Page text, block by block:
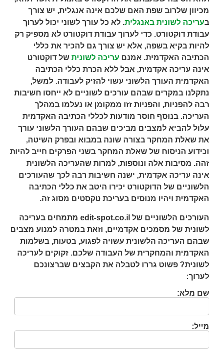
מכיוון שלרוב שפת האם שלכם אינה אנגלית, יש צורך
בעריכה לשונית באנגלית. לא כל עורך לשוני יכול לערוך
עבודת דוקטורט. כדי לערוך עבודת דוקטורט לא מספיק רק
להיות בקיא בשפה, אלא יש צורך גם להכיר את כללי
הכתיבה האקדמית. אמנם עריכה לשונית של דוקטורט
אינה עריכה אקדמית, אבל ללא הכרת כללי הכתיבה
האקדמית העורך הלשוני עשוי להזיק לעבודה. למשל,
נתקלנו במקרים שבהם עורכים לשוניים לא ייחסו חשיבות
רבה להפניות, והפניות זזו ממקומן או נעלמו במהלך
העריכה. בנוסף חוסר מודעות לכללי הכתיבה האקדמית
עלול להביא למצבים מביכים שבהם העורך הלשוני עורך
את שאלת המחקר בצורה שונה במבוא ובפרק השיטה,
וכידוע הניסוח של שאלת המחקר בשני הפרקים חייב להיות
זהה. מסיבות אלה ונוספות, למרות שהעריכה הלשונית
אינה עריכה אקדמית, ישנה חשיבות רבה לכך שהעורכים
הלשוניים של הדוקטורט יכירו היטב את כללי הכתיבה
האקדמית ויהיו מנוסים בעריכת טקסטים מסוג זה.
העורכים הלשוניים של edit-spot.co.il מתמחים בעריכה
לשונית של מסמכים אקדמיים, וזאת במטרה למנוע מצבים
שבהם העריכה הלשונית עשויה לפגוע, בטעות, בשלמות
האקדמית והמחקרית של העבודה שלכם. זקוקים לעריכה
לשונית? פשוט גררו לטבלה את הקבצים שברצונכם
לערוך:
שם מלא:
מייל: